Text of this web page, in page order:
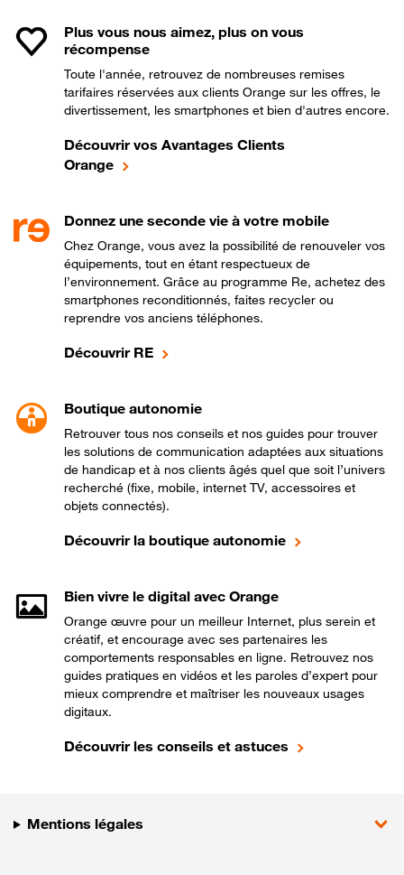
Plus vous nous aimez, plus on vous
récompense
Toute l'année, retrouvez de nombreuses remises
tarifaires réservées aux clients Orange sur les offres, le
divertissement, les smartphones et bien d'autres encore.
Découvrir vos Avantages Clients
Orange
Donnez une seconde vie à votre mobile
Chez Orange, vous avez la possibilité de renouveler vos
équipements, tout en étant respectueux de
l’environnement. Grâce au programme Re, achetez des
smartphones reconditionnés, faites recycler ou
reprendre vos anciens téléphones.
Découvrir RE
Boutique autonomie
Retrouver tous nos conseils et nos guides pour trouver
les solutions de communication adaptées aux situations
de handicap et à nos clients âgés quel que soit l’univers
recherché (fixe, mobile, internet TV, accessoires et
objets connectés).
Découvrir la boutique autonomie
Bien vivre le digital avec Orange
Orange œuvre pour un meilleur Internet, plus serein et
créatif, et encourage avec ses partenaires les
comportements responsables en ligne. Retrouvez nos
guides pratiques en vidéos et les paroles d’expert pour
mieux comprendre et maîtriser les nouveaux usages
digitaux.
Découvrir les conseils et astuces
Mentions légales